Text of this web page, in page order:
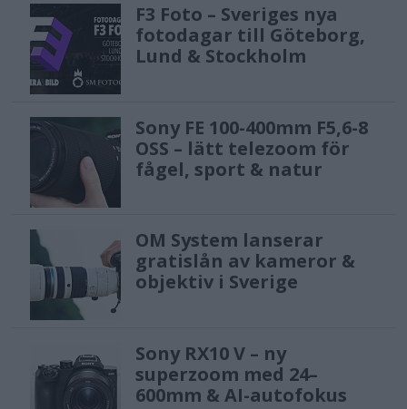
F3 Foto – Sveriges nya
fotodagar till Göteborg,
Lund & Stockholm
Sony FE 100-400mm F5,6-8
OSS – lätt telezoom för
fågel, sport & natur
OM System lanserar
gratislån av kameror &
objektiv i Sverige
Sony RX10 V – ny
superzoom med 24–
600mm & AI-autofokus